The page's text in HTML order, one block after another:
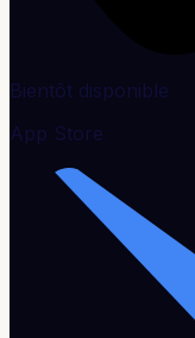
Bientôt disponible
App Store